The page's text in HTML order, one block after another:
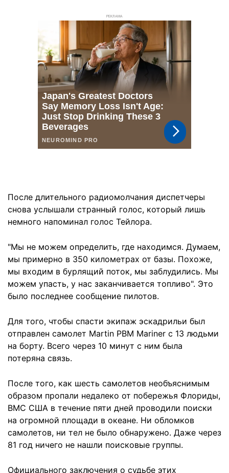
РЕКЛАМА
После длительного радиомолчания диспетчеры
снова услышали странный голос, который лишь
немного напоминал голос Тейлора.
"Мы не можем определить, где находимся. Думаем,
мы примерно в 350 километрах от базы. Похоже,
мы входим в бурлящий поток, мы заблудились. Мы
можем упасть, у нас заканчивается топливо". Это
было последнее сообщение пилотов.
Для того, чтобы спасти экипаж эскадрильи был
отправлен самолет Martin PBM Mariner с 13 людьми
на борту. Всего через 10 минут с ним была
потеряна связь.
После того, как шесть самолетов необъяснимым
образом пропали недалеко от побережья Флориды,
ВМС США в течение пяти дней проводили поиски
на огромной площади в океане. Ни обломков
самолетов, ни тел не было обнаружено. Даже через
81 год ничего не нашли поисковые группы.
Официального заключения о судьбе этих